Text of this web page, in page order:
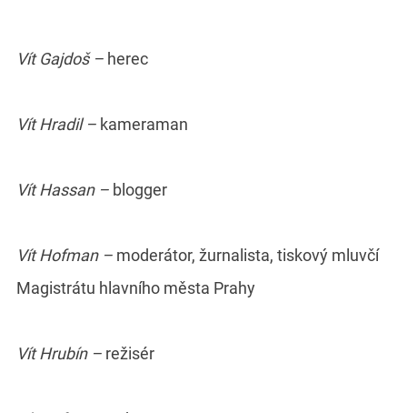
Vít Gajdoš – herec
Vít Hradil – kameraman
Vít Hassan – blogger
Vít Hofman – moderátor, žurnalista, tiskový mluvčí
Magistrátu hlavního města Prahy
Vít Hrubín – režisér